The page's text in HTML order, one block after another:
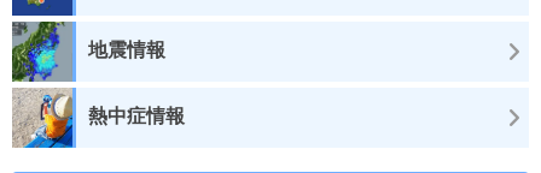
地震情報
熱中症情報